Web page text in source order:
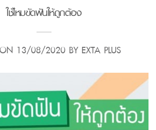
ใช้ไหมขัดฟันให้ถูกต้อง
13/08/2020 BY EXTA PLUS